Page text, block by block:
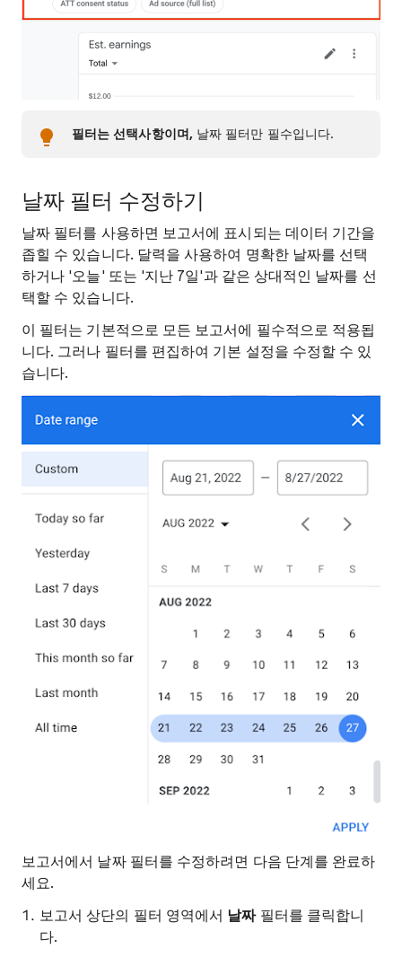
필터는 선택사항이며,날짜 필터만 필수입니다.
날짜 필터 수정하기
날짜 필터를 사용하면 보고서에 표시되는 데이터 기간을
좁힐 수 있습니다. 달력을 사용하여 명확한 날짜를 선택
하거나 '오늘' 또는 '지난 7일'과 같은 상대적인 날짜를 선
택할 수 있습니다.
이 필터는 기본적으로 모든 보고서에 필수적으로 적용됩
니다. 그러나 필터를 편집하여 기본 설정을 수정할 수 있
습니다.
보고서에서 날짜 필터를 수정하려면 다음 단계를 완료하
세요.
보고서 상단의 필터 영역에서 날짜필터를 클릭합니
다.